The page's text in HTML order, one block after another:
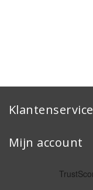
Klantenservice
Mijn account